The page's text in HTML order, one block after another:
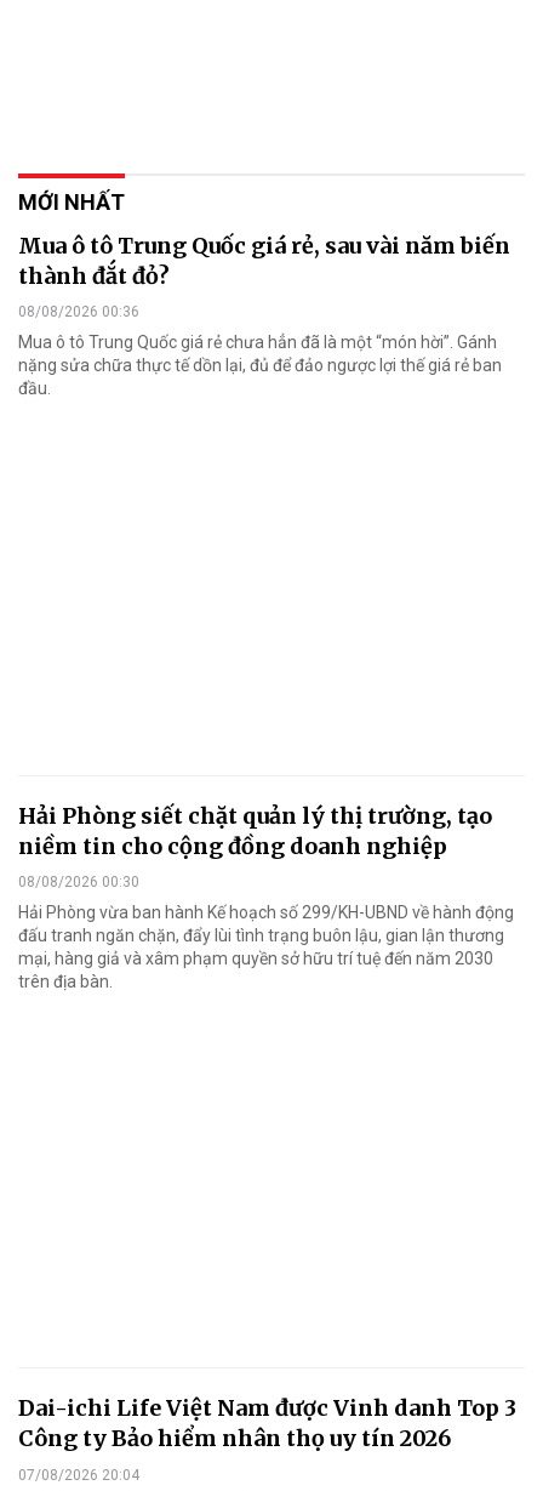
MỚI NHẤT
Mua ô tô Trung Quốc giá rẻ, sau vài năm biến
thành đắt đỏ?
08/08/2026 00:36
Mua ô tô Trung Quốc giá rẻ chưa hẳn đã là một “món hời”. Gánh
nặng sửa chữa thực tế dồn lại, đủ để đảo ngược lợi thế giá rẻ ban
đầu.
Hải Phòng siết chặt quản lý thị trường, tạo
niềm tin cho cộng đồng doanh nghiệp
08/08/2026 00:30
Hải Phòng vừa ban hành Kế hoạch số 299/KH-UBND về hành động
đấu tranh ngăn chặn, đẩy lùi tình trạng buôn lậu, gian lận thương
mại, hàng giả và xâm phạm quyền sở hữu trí tuệ đến năm 2030
trên địa bàn.
Dai-ichi Life Việt Nam được Vinh danh Top 3
Công ty Bảo hiểm nhân thọ uy tín 2026
07/08/2026 20:04